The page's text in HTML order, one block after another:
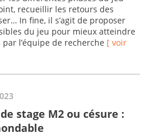
recueillir les retours des
In fine, il s’agit de proposer
du jeu pour mieux atteindre
l’équipe de recherche [ voir
stage M2 ou césure :